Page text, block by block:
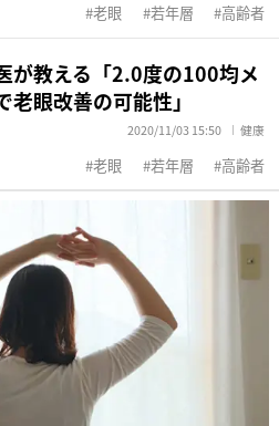
老眼 若年層 高齢者
が教える「2.0度の100均メ
老眼改善の可能性」
2020/11/03 15:50 健康
老眼 若年層 高齢者